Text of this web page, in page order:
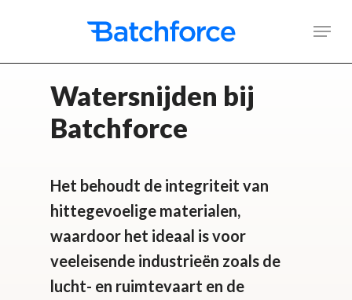
main
content
Menu
Watersnijden bij
Batchforce
Het behoudt de integriteit van
hittegevoelige materialen,
waardoor het ideaal is voor
veeleisende industrieën zoals de
lucht- en ruimtevaart en de